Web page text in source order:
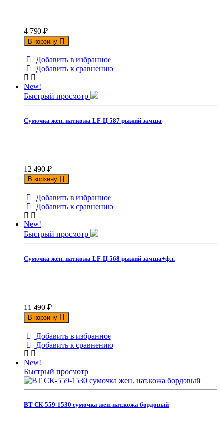
4 790 ₽
В корзину
Добавить в избранное
Добавить к сравнению
New!
Быстрый просмотр
Сумочка жен. нат.кожа LF-Ц-587 рыжий замша
12 490 ₽
В корзину
Добавить в избранное
Добавить к сравнению
New!
Быстрый просмотр
Сумочка жен. нат.кожа LF-Ц-568 рыжий замша+фл.
11 490 ₽
В корзину
Добавить в избранное
Добавить к сравнению
New!
Быстрый просмотр
ВТ СК-559-1530 сумочка жен. нат.кожа бордовый